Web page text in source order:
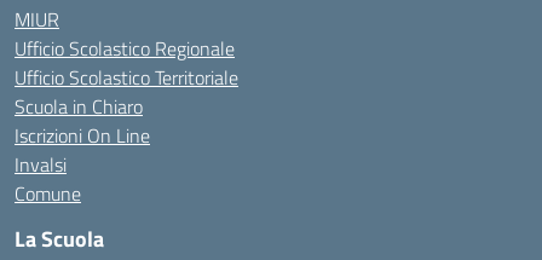
MIUR
Ufficio Scolastico Regionale
Ufficio Scolastico Territoriale
Scuola in Chiaro
Iscrizioni On Line
Invalsi
Comune
La Scuola